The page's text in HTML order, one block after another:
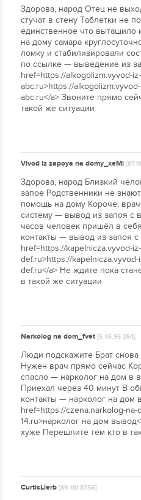
Здорова, народ Отец не
стучат в стену Таблетки не
единственное что
на дому самара
ломку и стабилизировали
по ссылке — выведение из
href=https://alkogolizm.vyvod-
abc.ru>https://
abc.ru</a> Звоните прямо
такой же ситуации
Vivod iz zapoya na domy_xeMl
Здорова, народ Близкий
запое Родственники не
помощь на дому Короче,
систему — вывод из запоя с
часов человек пришёл в
контакты — вывод из запоя
href=https://kapelnicza.vyvod-
def.ru>https://
def.ru</a> Не ждите пока
в такой же ситуации
Narkolog na dom_fvet[5.45.95.254]
Люди подскажите Брат
Нужен врач прямо сейчас
спасло — нарколог на дом в
Приехал через 40 минут В
контакты — нарколог на дом
href=https://czena.narkolog-na-
14.ru>нарколог на дом
хуже Перешлите тем кто в
CurtisLierb[89.110.87.56]